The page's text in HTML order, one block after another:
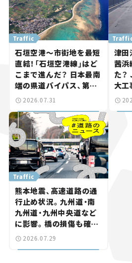
Traffic
石垣空港～市街地を最短
直結！「石垣空港線」はど
こまで進んだ？ 日本最南
端の県道バイパス、第2
工区も延伸開通 【いま気
2026.07.31
津田
茜浜
た？
大工
「習
Traffic
熊本地震、高速道路の通
行止め状況。九州道・南
九州道・九州中央道など
に影響。橋の損傷も確認
【道路のニュース】
2026.07.29